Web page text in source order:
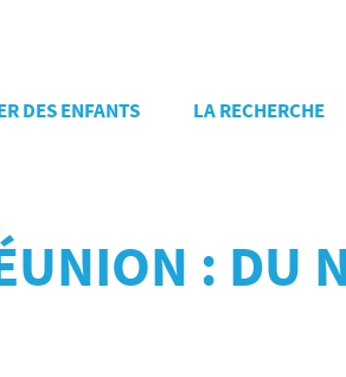
DES ENFANTS LA RECHERCHE
: DU